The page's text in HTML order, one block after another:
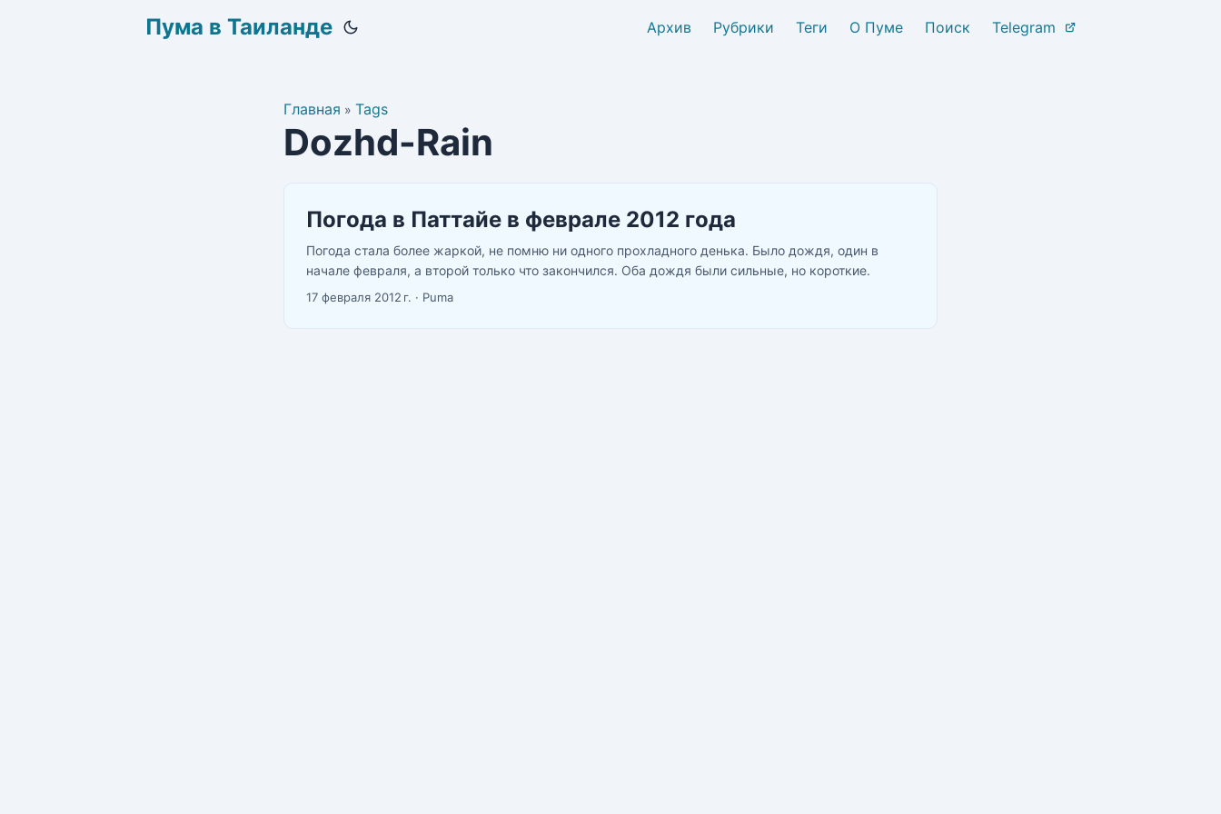
Пума в Таиланде Архив Рубрики Теги О Пуме Поиск Telegram
Главная » Tags
Dozhd-Rain
Погода в Паттайе в феврале 2012 года
Погода стала более жаркой, не помню ни одного прохладного денька. Было дождя, один в
начале февраля, а второй только что закончился. Оба дождя были сильные, но короткие.
17 февраля 2012 г. · Puma